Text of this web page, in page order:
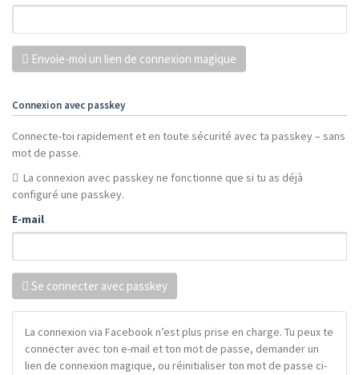
Envoie-moi un lien de connexion magique
Connexion avec passkey
Connecte-toi rapidement et en toute sécurité avec ta passkey – sans
mot de passe.
La connexion avec passkey ne fonctionne que si tu as déjà
configuré une passkey.
E-mail
Se connecter avec passkey
La connexion via Facebook n’est plus prise en charge. Tu peux te
connecter avec ton e-mail et ton mot de passe, demander un
lien de connexion magique, ou réinitialiser ton mot de passe ci-